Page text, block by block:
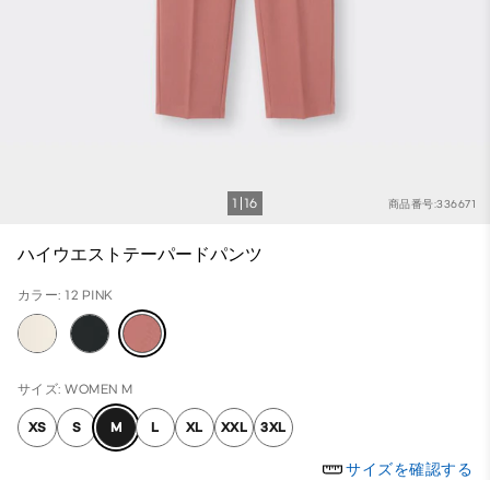
商品番号:336671
1 16
ハイウエストテーパードパンツ
カラー: 12 PINK
サイズ: WOMEN M
XS S M L XL XXL 3XL
サイズを確認する